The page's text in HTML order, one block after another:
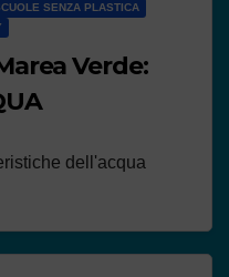
SENZA PLASTICA
Verde:
dell'acqua